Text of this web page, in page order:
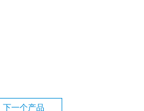
下一个产品